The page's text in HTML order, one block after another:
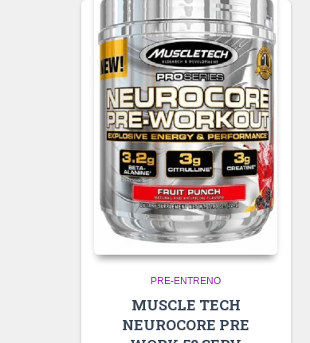
PRE-ENTRENO
MUSCLE TECH
NEUROCORE PRE